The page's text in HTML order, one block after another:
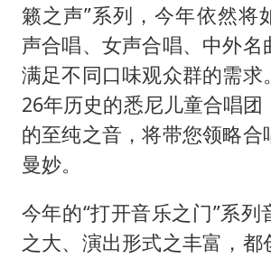
籁之声”系列，今年依然将
声合唱、女声合唱、中外名
满足不同口味观众群的需求
26年历史的悉尼儿童合唱团
的至纯之音，将带您领略合
曼妙。
今年的“打开音乐之门”系列
之大、演出形式之丰富，都